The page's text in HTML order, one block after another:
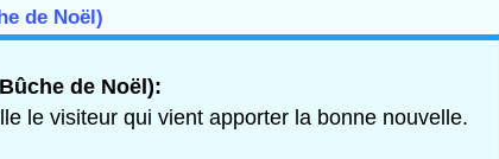
de Noël)
de Noël):
le visiteur qui vient apporter la bonne nouvelle.